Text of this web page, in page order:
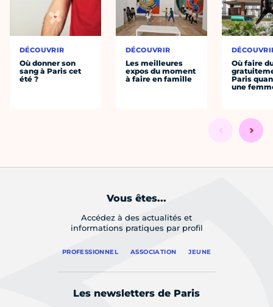
DÉCOUVRIR
Où donner son
sang à Paris cet
été ?
DÉCOUVRIR
Les meilleures
expos du moment
à faire en famille
Où faire
Paris
une
Vous êtes...
Accédez à des actualités et
informations pratiques par profil
PROFESSIONNEL ASSOCIATION JEUNE
Les newsletters de Paris